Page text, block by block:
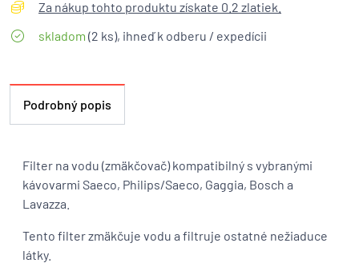
Za nákup tohto produktu získate 0.2 zlatiek.
skladom (2 ks), ihneď k odberu / expedícii
Podrobný popis
Filter na vodu (zmäkčovač) kompatibilný s vybranými
kávovarmi Saeco, Philips/Saeco, Gaggia, Bosch a
Lavazza.
Tento filter zmäkčuje vodu a filtruje ostatné nežiaduce
látky.